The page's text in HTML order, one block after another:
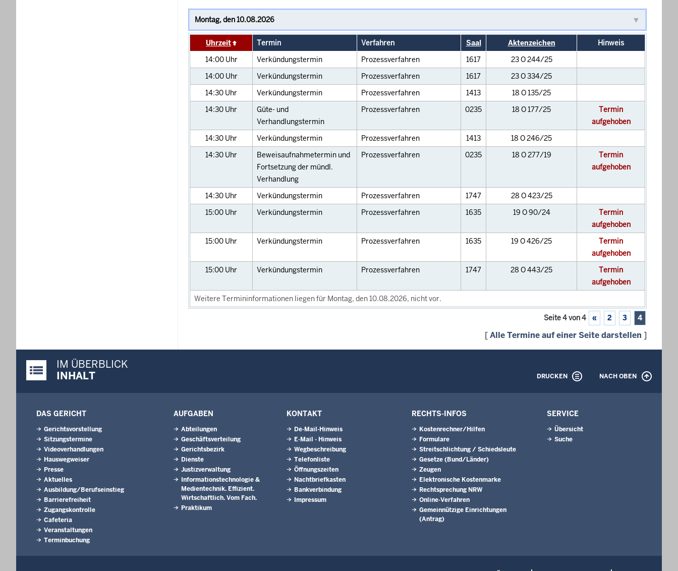
Uhrzeit Termin Verfahren Saal Aktenzeichen
Hinweis
14:00 Uhr Verkündungstermin Prozessverfahren 1617
23 O 244/25
14:00 Uhr Verkündungstermin Prozessverfahren 1617
23 O 334/25
14:30 Uhr Verkündungstermin Prozessverfahren 1413
18 O 135/25
14:30 Uhr
Güte- und
Verhandlungstermin
Prozessverfahren 0235 18 O 177/25
Termin
aufgehoben
14:30 Uhr Verkündungstermin Prozessverfahren 1413
18 O 246/25
14:30 Uhr
Beweisaufnahmetermin und
Fortsetzung der mündl.
Verhandlung
Prozessverfahren 0235 18 O 277/19
Termin
aufgehoben
14:30 Uhr Verkündungstermin Prozessverfahren 1747
28 O 423/25
15:00 Uhr Verkündungstermin Prozessverfahren 1635 19 O 90/24
Termin
aufgehoben
15:00 Uhr Verkündungstermin Prozessverfahren 1635 19 O 426/25
Termin
aufgehoben
15:00 Uhr Verkündungstermin Prozessverfahren 1747 28 O 443/25
Termin
aufgehoben
Weitere Termininformationen liegen für Montag, den 10.08.2026, nicht vor.
Seite 4 von 4 « 2 3 4
[Alle Termine auf einer Seite darstellen ]
Justiz-Portal im Überblick:
IM ÜBERBLICK
INHALT
DRUCKEN NACH OBEN
DAS GERICHT
Gerichtsvorstellung
Sitzungstermine
Videoverhandlungen
Hauswegweiser
Presse
Aktuelles
Ausbildung/Berufseinstieg
Barrierefreiheit
Zugangskontrolle
Cafeteria
Veranstaltungen
Terminbuchung
AUFGABEN
Abteilungen
Geschäftsverteilung
Gerichtsbezirk
Dienste
Justizverwaltung
Informationstechnologie &
Medientechnik. Effizient.
Wirtschaftlich. Vom Fach.
Praktikum
KONTAKT
De-Mail-Hinweis
E-Mail - Hinweis
Wegbeschreibung
Telefonliste
Öffnungszeiten
Nachtbriefkasten
Bankverbindung
Impressum
RECHTS-INFOS
Kostenrechner/Hilfen
Formulare
Streitschlichtung / Schiedsleute
Gesetze (Bund/Länder)
Zeugen
Elektronische Kostenmarke
Rechtsprechung NRW
Online-Verfahren
Gemeinnützige Einrichtungen
(Antrag)
SERVICE
Übersicht
Suche